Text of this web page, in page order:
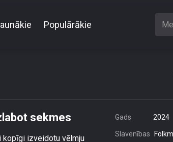
Populārākie
sekmes
kopīgi izveidotu vēlmju
Gads 2024
Slavenības